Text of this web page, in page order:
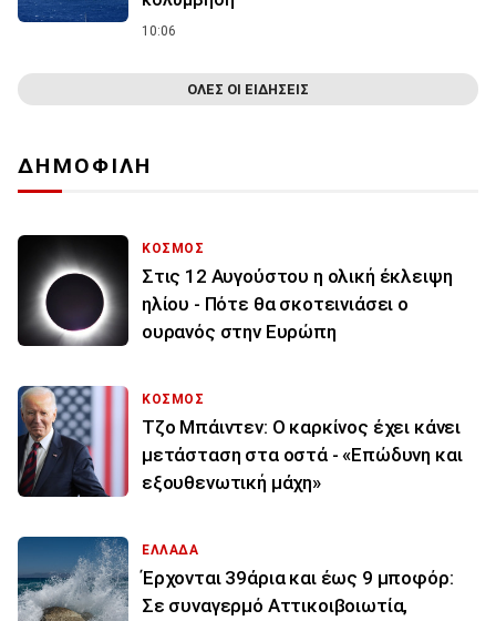
10:06
ΟΛΕΣ ΟΙ ΕΙΔΗΣΕΙΣ
ΔΗΜΟΦΙΛΗ
ΚΟΣΜΟΣ
Στις 12 Αυγούστου η ολική έκλειψη
ηλίου - Πότε θα σκοτεινιάσει ο
ουρανός στην Ευρώπη
ΚΟΣΜΟΣ
Τζο Μπάιντεν: Ο καρκίνος έχει κάνει
μετάσταση στα οστά - «Επώδυνη και
εξουθενωτική μάχη»
ΕΛΛΑΔΑ
Έρχονται 39άρια και έως 9 μποφόρ:
Σε συναγερμό Αττικοιβοιωτία,